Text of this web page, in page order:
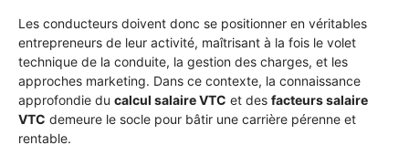
Les conducteurs doivent donc se positionner en véritables
entrepreneurs de leur activité, maîtrisant à la fois le volet
technique de la conduite, la gestion des charges, et les
approches marketing. Dans ce contexte, la connaissance
approfondie du calcul salaire VTC et des facteurs salaire
VTC demeure le socle pour bâtir une carrière pérenne et
rentable.